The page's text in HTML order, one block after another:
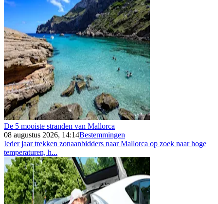
De 5 mooiste stranden van Mallorca
08 augustus 2026, 14:14Bestemmingen
Ieder jaar trekken zonaanbidders naar Mallorca op zoek naar hoge
temperaturen, h...